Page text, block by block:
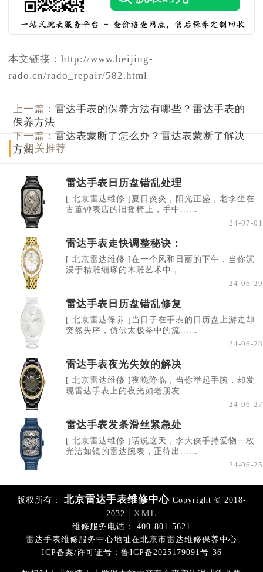
本文链接：http://www.beijing-
rado.cn/rado_repair/582.html
上一篇：雷达手表的保养方法有哪些？雷达手表的
保养方法
下一篇：雷达表蒙断了怎么办？雷达表蒙断了解决
方法相关推荐
雷达手表日历盘错乱处理
[ 北京雷达维修 ]夏日炎炎，阳光正盛，老李坐在
古董钟表店的旧摇椅上，手中......
24-07-01
雷达手表走快调整秘诀：
[ 北京雷达维修 ]在一个风和日丽的下午，当你沉
浸于精雕细琢的木雕艺术中，......
24-06-29
雷达手表日历盘错乱修复
[ 北京雷达保养 ]当日子在手表的日历盘上游走却
突然失序，仿佛太极拳中的流......
24-06-28
雷达手表夜光失效的解决
[ 北京雷达维修 ]夜晚降临，当你举起手腕，却发
现雷达手表上的夜光如老朋友......
24-06-27
雷达手表发条滑丝紧急处
[ 北京雷达维修 ]话说这天，李大侠手持爱物一枚
光洁如镜的雷达腕表，正待出......
24-06-25
版权所有： 北京雷达手表维修中心Copyright © 2018-
2032 | XML
维修服务电话： 400-801-5621
雷达手表维修服务中心地址在北京市雷达维修保养中心
ICP备案/许可证号：鲁ICP备2025179091号-36